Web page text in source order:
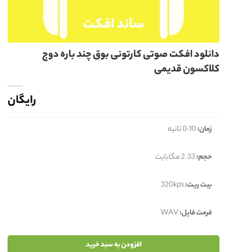
دانلود افکت صوتی کارتونی بوق چند باره دوج
کلاکسون قدیمی
رایگان
زمان:0:10 ثانیه
حجم:2.33 مگابایت
بیت ریت:320kps
فرمت فایل:WAV
افزودن به سبد خرید